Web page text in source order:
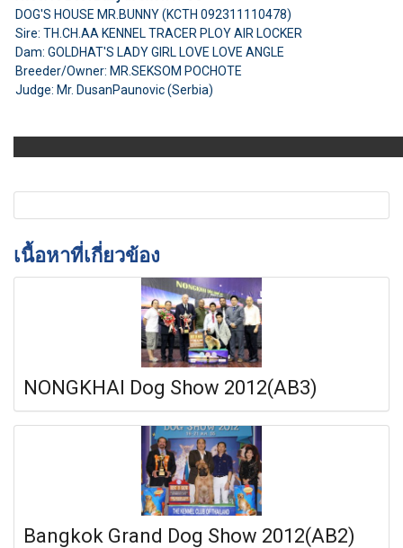
DOG'S HOUSE MR.BUNNY (KCTH 092311110478)
Sire: TH.CH.AA KENNEL TRACER PLOY AIR LOCKER
Dam: GOLDHAT'S LADY GIRL LOVE LOVE ANGLE
Breeder/Owner: MR.SEKSOM POCHOTE
Judge: Mr. DusanPaunovic (Serbia)
เนื้อหาที่เกี่ยวข้อง
NONGKHAI Dog Show 2012(AB3)
Bangkok Grand Dog Show 2012(AB2)